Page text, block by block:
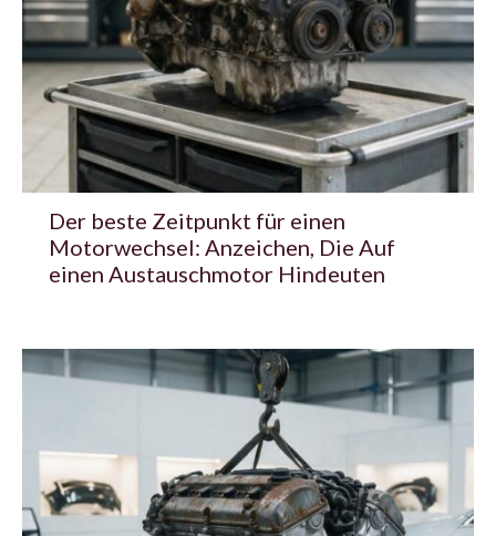
Der beste Zeitpunkt für einen
Motorwechsel: Anzeichen, Die Auf
einen Austauschmotor Hindeuten